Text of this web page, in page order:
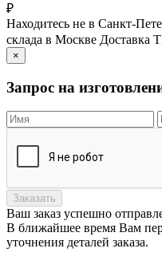
₽
Находитесь не в Санкт-
склада в Москве Доставка
×
Запрос на
Заказать
Ваш заказ успешно
В ближайшее время Вам
уточнения деталей заказа.